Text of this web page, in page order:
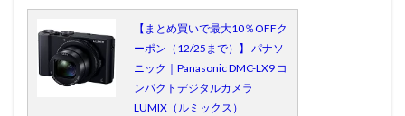
【まとめ買いで最大10％OFFク
ーポン（12/25まで）】 パナソ
ニック｜Panasonic DMC-LX9 コ
ンパクトデジタルカメラ
LUMIX（ルミックス）